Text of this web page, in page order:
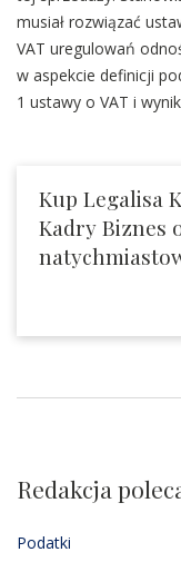
musiał rozwiązać
VAT uregulowań
w aspekcie definicji
1 ustawy o VAT i
Kup Legalisa
Kadry Biznes
Redakcja
Podatki